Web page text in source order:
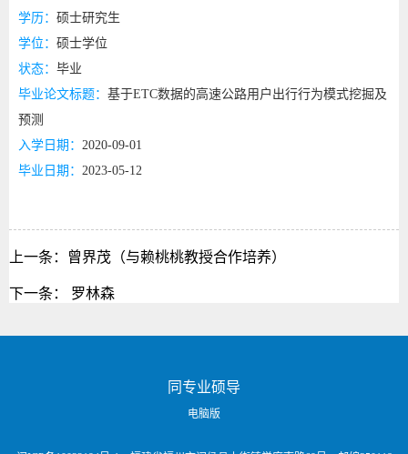
学历： 硕士研究生
学位： 硕士学位
状态： 毕业
毕业论文标题： 基于ETC数据的高速公路用户出行行为模式挖掘及
预测
入学日期： 2020-09-01
毕业日期： 2023-05-12
上一条： 曾界茂（与赖桃桃教授合作培养）
下一条： 罗林森
同专业硕导
电脑版